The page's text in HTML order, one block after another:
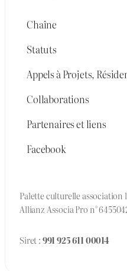
Chaîne
Statuts
Appels à Projets,
Collaborations
Partenaires et liens
Facebook
Palette culturelle association
Allianz Associa Pro n°
Siret :991 925 611 00014